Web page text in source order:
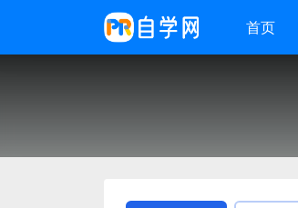
首页